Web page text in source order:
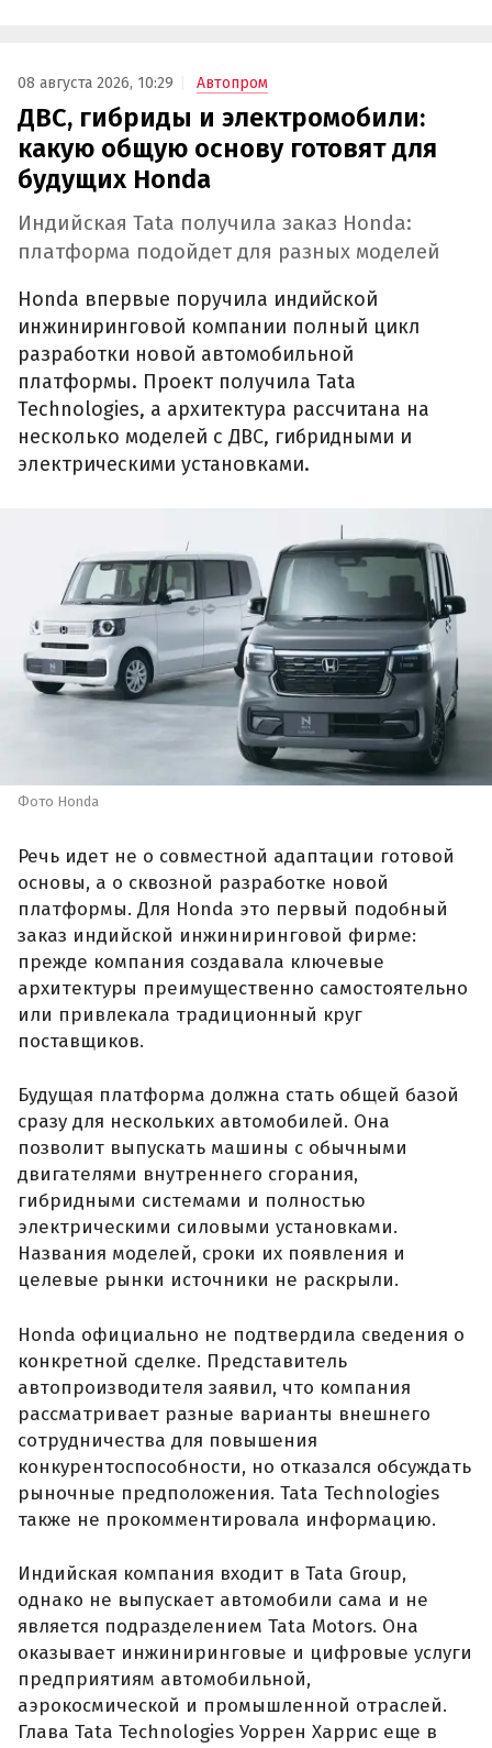
08 августа 2026, 10:29 Автопром
ДВС, гибриды и электромобили:
какую общую основу готовят для
будущих Honda
Индийская Tata получила заказ Honda:
платформа подойдет для разных моделей
Honda впервые поручила индийской
инжиниринговой компании полный цикл
разработки новой автомобильной
платформы. Проект получила Tata
Technologies, а архитектура рассчитана на
несколько моделей с ДВС, гибридными и
электрическими установками.
Фото Honda
Речь идет не о совместной адаптации готовой
основы, а о сквозной разработке новой
платформы. Для Honda это первый подобный
заказ индийской инжиниринговой фирме:
прежде компания создавала ключевые
архитектуры преимущественно самостоятельно
или привлекала традиционный круг
поставщиков.
Будущая платформа должна стать общей базой
сразу для нескольких автомобилей. Она
позволит выпускать машины с обычными
двигателями внутреннего сгорания,
гибридными системами и полностью
электрическими силовыми установками.
Названия моделей, сроки их появления и
целевые рынки источники не раскрыли.
Honda официально не подтвердила сведения о
конкретной сделке. Представитель
автопроизводителя заявил, что компания
рассматривает разные варианты внешнего
сотрудничества для повышения
конкурентоспособности, но отказался обсуждать
рыночные предположения. Tata Technologies
также не прокомментировала информацию.
Индийская компания входит в Tata Group,
однако не выпускает автомобили сама и не
является подразделением Tata Motors. Она
оказывает инжиниринговые и цифровые услуги
предприятиям автомобильной,
аэрокосмической и промышленной отраслей.
Глава Tata Technologies Уоррен Харрис еще в